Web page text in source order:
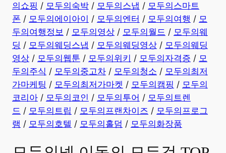
의쇼핑 / 모두의숙박 / 모두의스냅 / 모두의스마트
폰 / 모두의에이아이 / 모두의엔터 / 모두의여행 / 모
두의여행정보 / 모두의영상 / 모두의월드 / 모두의웨
딩 / 모두의웨딩스냅 / 모두의웨딩영상 / 모두의웨딩
영상 / 모두의웹툰 / 모두의위키 / 모두의자격증 / 모
두의주식 / 모두의중고차 / 모두의청소 / 모두의최저
가마케팅 / 모두의최저가마켓 / 모두의캠핑 / 모두의
코리아 / 모두의코인 / 모두의투어 / 모두의트렌
드 / 모두의트립 / 모두의프랜차이즈 / 모두의프로그
램 / 모두의호텔 / 모두의홀덤 / 모두의화장품